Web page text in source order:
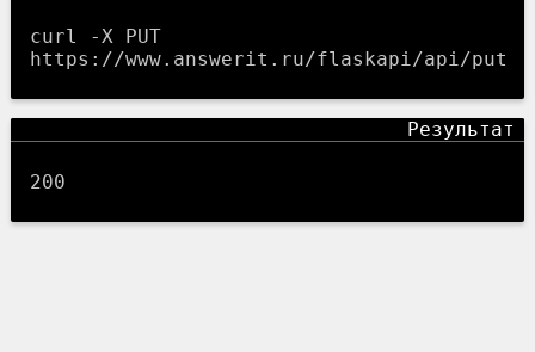
curl -X PUT
https://www.answerit.ru/flaskapi/api/put
200